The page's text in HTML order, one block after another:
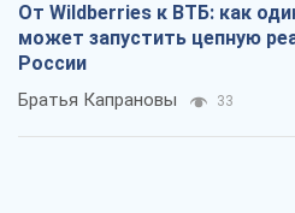
От Wildberries к ВТБ: как
может запустить цепную
России
Братья Капрановы 33